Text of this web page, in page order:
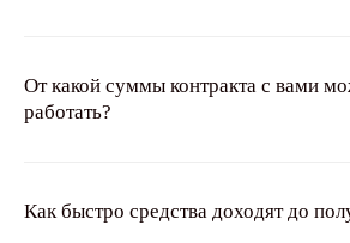
От какой суммы контракта c вами
работать?
Как быстро средства доходят до